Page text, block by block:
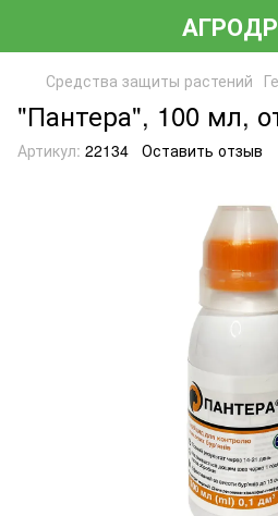
Средства защиты растений
"Пантера", 100 мл,
Артикул: 22134 Оставить отзыв